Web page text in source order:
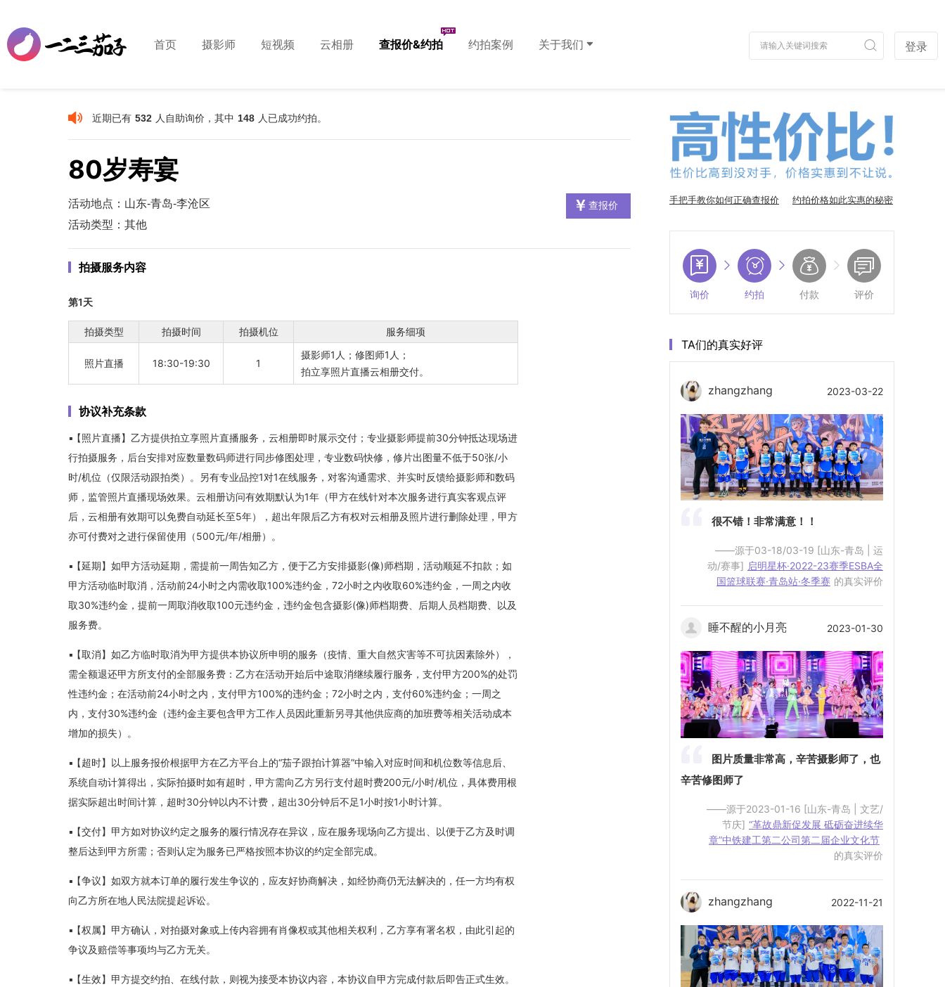
首页 摄影师 短视频 云相册 查报价&约拍 约拍案例 关于我们 登录
近期已有 532 人自助询价，其中 148 人已成功约拍。
80岁寿宴
活动地点：山东-青岛-李沧区
活动类型：其他
查报价
拍摄服务内容
第1天
拍摄类型 拍摄时间 拍摄机位 服务细项
照片直播 18:30-19:30 1
摄影师1人；修图师1人；
拍立享照片直播云相册交付。
协议补充条款
【照片直播】乙方提供拍立享照片直播服务，云相册即时展示交付；专业摄影师提前30分钟抵达现场进
行拍摄服务，后台安排对应数量数码师进行同步修图处理，专业数码快修，修片出图量不低于50张/小
时/机位（仅限活动跟拍类）。另有专业品控1对1在线服务，对客沟通需求、并实时反馈给摄影师和数码
师，监管照片直播现场效果。云相册访问有效期默认为1年（甲方在线针对本次服务进行真实客观点评
后，云相册有效期可以免费自动延长至5年），超出年限后乙方有权对云相册及照片进行删除处理，甲方
亦可付费对之进行保留使用（500元/年/相册）。
【延期】如甲方活动延期，需提前一周告知乙方，便于乙方安排摄影(像)师档期，活动顺延不扣款；如
甲方活动临时取消，活动前24小时之内需收取100%违约金，72小时之内收取60%违约金，一周之内收
取30%违约金，提前一周取消收取100元违约金，违约金包含摄影(像)师档期费、后期人员档期费、以及
服务费。
【取消】如乙方临时取消为甲方提供本协议所申明的服务（疫情、重大自然灾害等不可抗因素除外），
需全额退还甲方所支付的全部服务费：乙方在活动开始后中途取消继续履行服务，支付甲方200%的处罚
性违约金；在活动前24小时之内，支付甲方100%的违约金；72小时之内，支付60%违约金；一周之
内，支付30%违约金（违约金主要包含甲方工作人员因此重新另寻其他供应商的加班费等相关活动成本
增加的损失）。
【超时】以上服务报价根据甲方在乙方平台上的“茄子跟拍计算器”中输入对应时间和机位数等信息后、
系统自动计算得出，实际拍摄时如有超时，甲方需向乙方另行支付超时费200元/小时/机位，具体费用根
据实际超出时间计算，超时30分钟以内不计费，超出30分钟后不足1小时按1小时计算。
【交付】甲方如对协议约定之服务的履行情况存在异议，应在服务现场向乙方提出、以便于乙方及时调
整后达到甲方所需；否则认定为服务已严格按照本协议的约定全部完成。
【争议】如双方就本订单的履行发生争议的，应友好协商解决，如经协商仍无法解决的，任一方均有权
向乙方所在地人民法院提起诉讼。
【权属】甲方确认，对拍摄对象或上传内容拥有肖像权或其他相关权利，乙方享有署名权，由此引起的
争议及赔偿等事项均与乙方无关。
【生效】甲方提交约拍、在线付款，则视为接受本协议内容，本协议自甲方完成付款后即告正式生效。
手把手教你如何正确查报价 约拍价格如此实惠的秘密
询价 约拍 付款 评价
TA们的真实好评
zhangzhang 2023-03-22
很不错！非常满意！！
——源于03-18/03-19 [山东-青岛 | 运
动/赛事] 启明星杯·2022-23赛季ESBA全
国篮球联赛·青岛站·冬季赛 的真实评价
睡不醒的小月亮 2023-01-30
图片质量非常高，辛苦摄影师了，也
辛苦修图师了
——源于2023-01-16 [山东-青岛 | 文艺/
节庆] “革故鼎新促发展 砥砺奋进续华
章”中铁建工第二公司第二届企业文化节
的真实评价
zhangzhang 2022-11-21